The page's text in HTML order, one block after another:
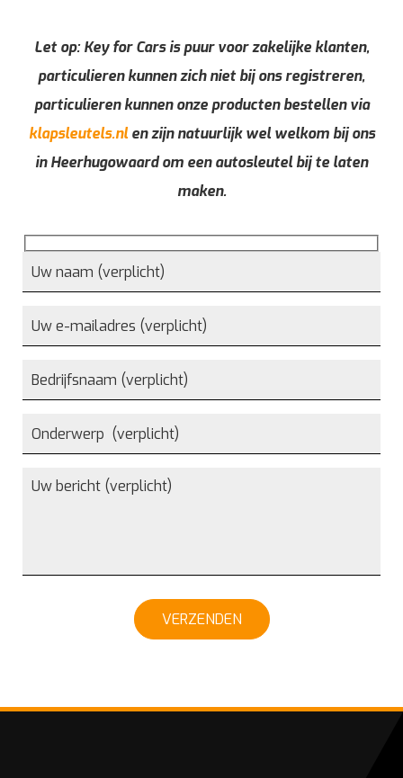
Let op: Key for Cars is puur voor zakelijke klanten,
particulieren kunnen zich niet bij ons registreren,
particulieren kunnen onze producten bestellen via
klapsleutels.nlen zijn natuurlijk wel welkom bij ons
in Heerhugowaard om een autosleutel bij te laten
maken.
VERZENDEN